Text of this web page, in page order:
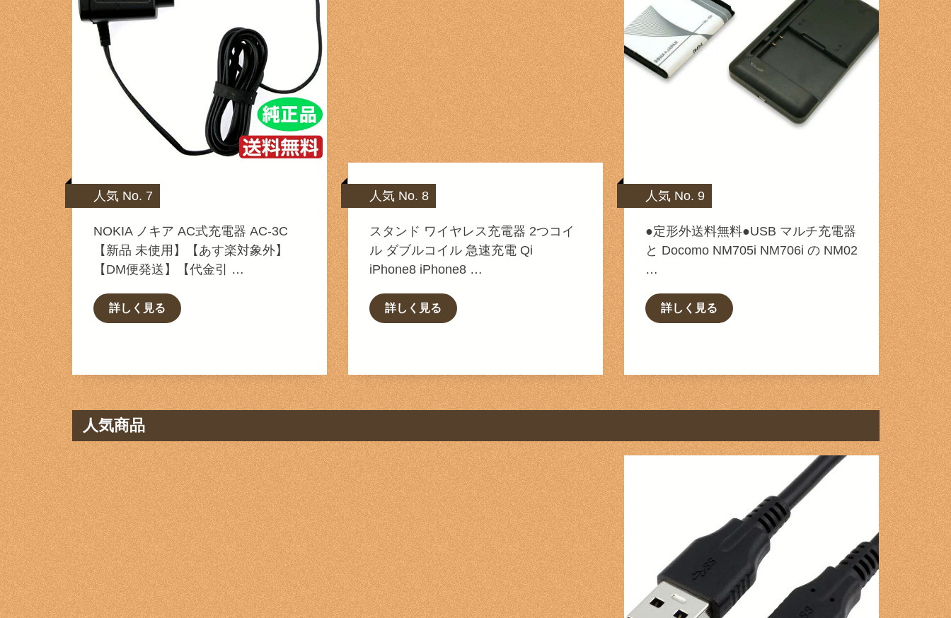
人気 No. 7
NOKIA ノキア AC式充電器 AC-3C
【新品 未使用】【あす楽対象外】
【DM便発送】【代金引 …
詳しく見る
人気 No. 8
スタンド ワイヤレス充電器 2つコイ
ル ダブルコイル 急速充電 Qi
iPhone8 iPhone8 …
詳しく見る
人気 No. 9
●定形外送料無料●USB マルチ充電器
と Docomo NM705i NM706i の NM02
…
詳しく見る
人気商品